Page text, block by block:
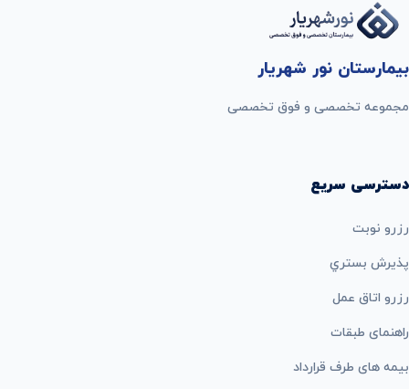
بیمارستان نور شهریار
مجموعه تخصصی و فوق تخصصی
دسترسی سریع
رزرو نوبت
پذيرش بستري
رزرو اتاق عمل
راهنمای طبقات
بيمه های طرف قرارداد